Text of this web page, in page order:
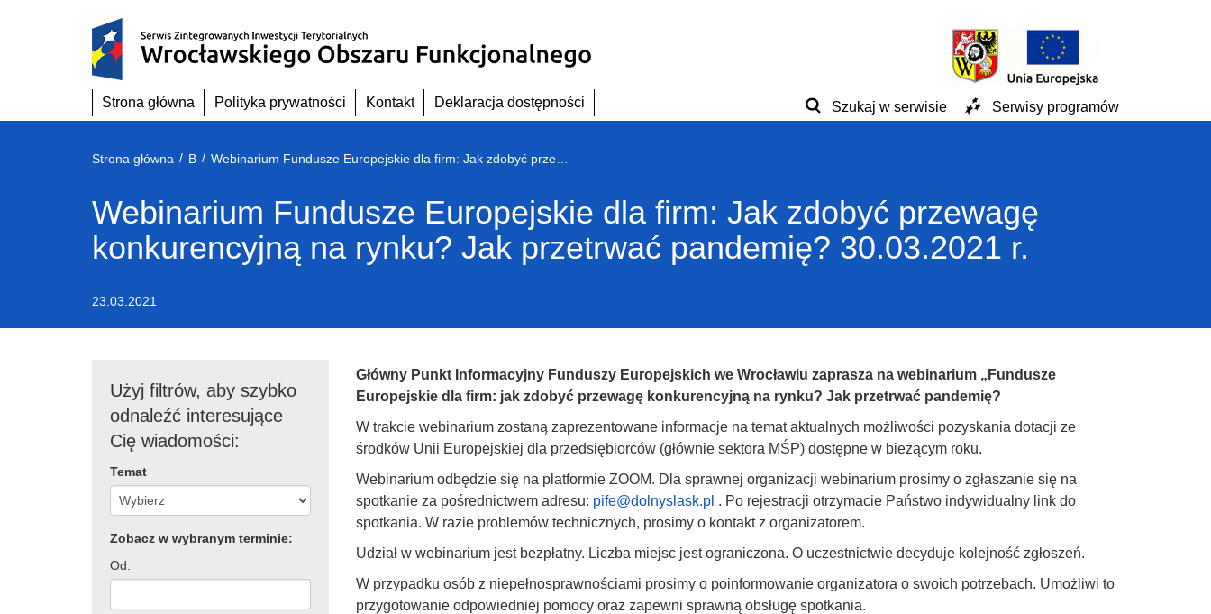
Strona główna Polityka prywatności Kontakt Deklaracja dostępności Szukaj w serwisie Serwisy programów
Strona główna / B /
Webinarium Fundusze Europejskie dla firm: Jak zdobyć przewagę
konkurencyjną na rynku? Jak przetrwać pandemię? 30.03.2021 r.
23.03.2021
Użyj filtrów, aby szybko
odnaleźć interesujące
Cię wiadomości:
Temat
Zobacz w wybranym terminie:
Od:
Główny Punkt Informacyjny Funduszy Europejskich we Wrocławiu zaprasza na webinarium „Fundusze
Europejskie dla firm: jak zdobyć przewagę konkurencyjną na rynku? Jak przetrwać pandemię?
W trakcie webinarium zostaną zaprezentowane informacje na temat aktualnych możliwości pozyskania dotacji ze
środków Unii Europejskiej dla przedsiębiorców (głównie sektora MŚP) dostępne w bieżącym roku.
Webinarium odbędzie się na platformie ZOOM. Dla sprawnej organizacji webinarium prosimy o zgłaszanie się na
spotkanie za pośrednictwem adresu: pife@dolnyslask.pl . Po rejestracji otrzymacie Państwo indywidualny link do
spotkania. W razie problemów technicznych, prosimy o kontakt z organizatorem.
Udział w webinarium jest bezpłatny. Liczba miejsc jest ograniczona. O uczestnictwie decyduje kolejność zgłoszeń.
W przypadku osób z niepełnosprawnościami prosimy o poinformowanie organizatora o swoich potrzebach. Umożliwi to
przygotowanie odpowiedniej pomocy oraz zapewni sprawną obsługę spotkania.